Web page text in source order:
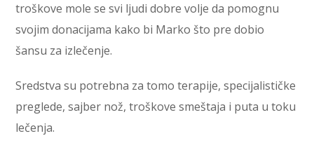
troškove mole se svi ljudi dobre volje da pomognu
svojim donacijama kako bi Marko što pre dobio
šansu za izlečenje.
Sredstva su potrebna za tomo terapije, specijalističke
preglede, sajber nož, troškove smeštaja i puta u toku
lečenja.